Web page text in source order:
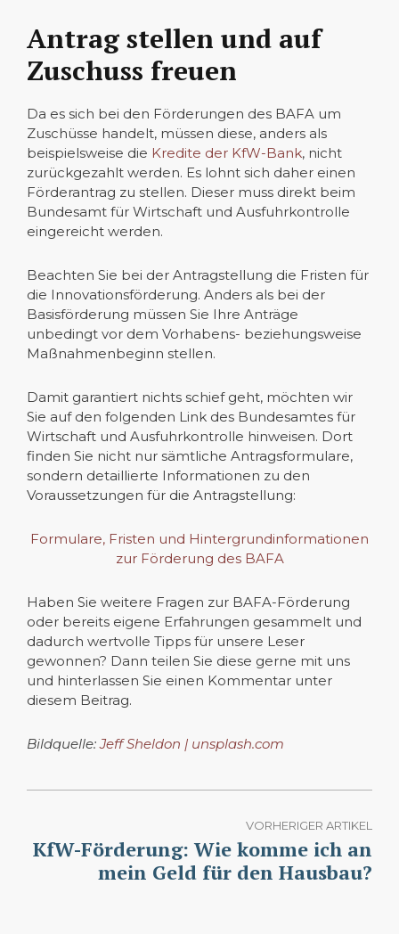
Antrag stellen und auf
Zuschuss freuen
Da es sich bei den Förderungen des BAFA um
Zuschüsse handelt, müssen diese, anders als
beispielsweise die Kredite der KfW-Bank, nicht
zurückgezahlt werden. Es lohnt sich daher einen
Förderantrag zu stellen. Dieser muss direkt beim
Bundesamt für Wirtschaft und Ausfuhrkontrolle
eingereicht werden.
Beachten Sie bei der Antragstellung die Fristen für
die Innovationsförderung. Anders als bei der
Basisförderung müssen Sie Ihre Anträge
unbedingt vor dem Vorhabens- beziehungsweise
Maßnahmenbeginn stellen.
Damit garantiert nichts schief geht, möchten wir
Sie auf den folgenden Link des Bundesamtes für
Wirtschaft und Ausfuhrkontrolle hinweisen. Dort
finden Sie nicht nur sämtliche Antragsformulare,
sondern detaillierte Informationen zu den
Voraussetzungen für die Antragstellung:
Formulare, Fristen und Hintergrundinformationen
zur Förderung des BAFA
Haben Sie weitere Fragen zur BAFA-Förderung
oder bereits eigene Erfahrungen gesammelt und
dadurch wertvolle Tipps für unsere Leser
gewonnen? Dann teilen Sie diese gerne mit uns
und hinterlassen Sie einen Kommentar unter
diesem Beitrag.
Bildquelle:Jeff Sheldon | unsplash.com
VORHERIGER ARTIKEL
KfW-Förderung: Wie komme ich an
mein Geld für den Hausbau?